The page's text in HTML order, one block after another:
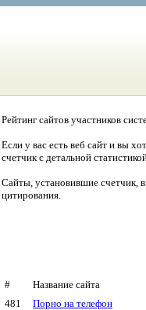
Рейтинг сайтов участников
Если у вас есть веб сайт и вы
счетчик с детальной
Сайты, установившие счетчик,
цитирования.
#
Название сайта
481
Порно на телефон